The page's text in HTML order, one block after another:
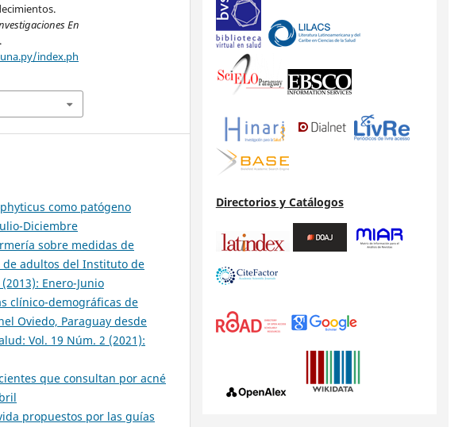
En
index.ph
como patógeno
Diciembre
sobre medidas de
de adultos del Instituto de
Enero-Junio
clínico-demográficas de
Oviedo, Paraguay desde
Vol. 19 Núm. 2 (2021):
que consultan por acné
propuestos por las guías
Directorios y Catálogos